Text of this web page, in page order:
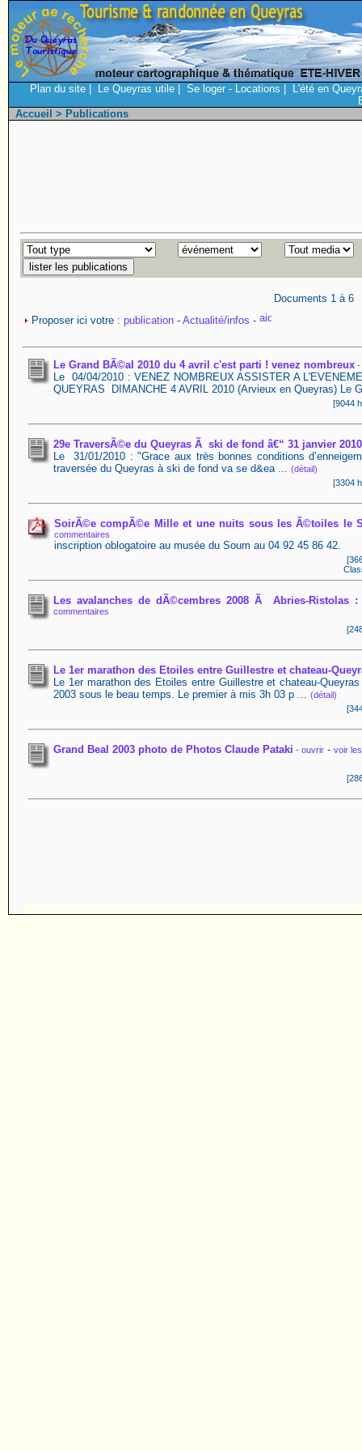
Plan du site Le Queyras utile Se loger - Locations
L'été en
Accueil > Publications
Documents 1 à 6
Proposer ici votre : publication - Actualité/infos -
Le Grand BÃ©al 2010 du 4 avril c'est parti ! venez nombreux -
Le 04/04/2010 : VENEZ NOMBREUX ASSISTER A
QUEYRAS DIMANCHE 4 AVRIL 2010 (Arvieux en Queyras) Le
[9044
29e TraversÃ©e du Queyras Ã ski de fond â€“ 31 janvier 2010
Le 31/01/2010 : "Grace aux très bonnes conditions
traversée du Queyras à ski de fond va se d&ea ... (détail)
[3304
SoirÃ©e compÃ©e Mille et une nuits sous les Ã©toiles le
commentaires
inscription oblogatoire au musée du Soum au 04 92 45 86 42.
Les avalanches de dÃ©cembres 2008 Ã Abries-Ristolas
commentaires
Le 1er marathon des Etoiles entre Guillestre et chateau-
Le 1er marathon des Etoiles entre Guillestre et chateau-
2003 sous le beau temps. Le premier à mis 3h 03 p ... (détail)
Grand Beal 2003 photo de Photos Claude Pataki - ouvrir - voir